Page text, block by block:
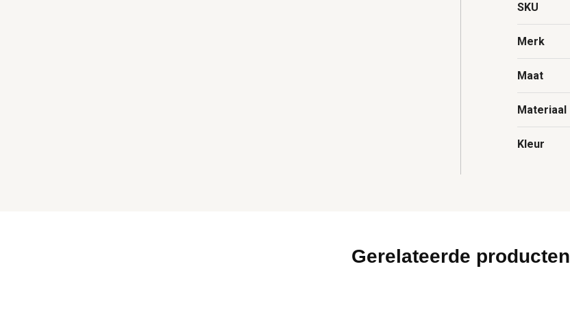
SKU
Merk
Maat
Materiaal
Kleur
Gerelateerde producten